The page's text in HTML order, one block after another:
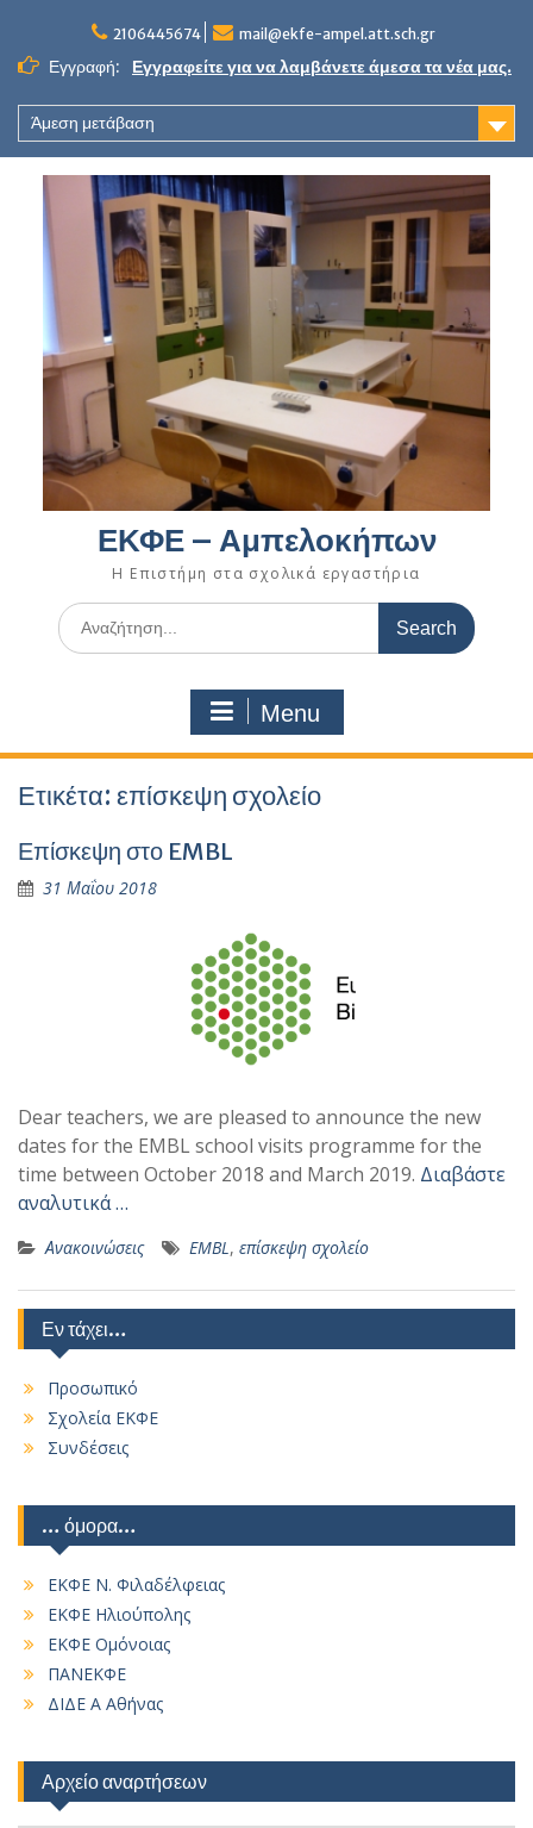
content
2106445674 mail@ekfe-ampel.att.sch.gr
Εγγραφή: Εγγραφείτε για να λαμβάνετε άμεσα τα νέα μας.
Άμεση μετάβαση
ΕΚΦΕ – Αμπελοκήπων
Η Επιστήμη στα σχολικά εργαστήρια
Search
for:
Menu
Ετικέτα: επίσκεψη σχολείο
Επίσκεψη στο EMBL
31 Μαΐου 2018
Dear teachers, we are pleased to announce the new
dates for the EMBL school visits programme for the
time between October 2018 and March 2019. Διαβάστε
αναλυτικά …
Ανακοινώσεις EMBL, επίσκεψη σχολείο
Εν τάχει…
Προσωπικό
Σχολεία ΕΚΦΕ
Συνδέσεις
… όμορα…
ΕΚΦΕ Ν. Φιλαδέλφειας
ΕΚΦΕ Ηλιούπολης
ΕΚΦΕ Ομόνοιας
ΠΑΝΕΚΦΕ
ΔΙΔΕ Α Αθήνας
Αρχείο αναρτήσεων